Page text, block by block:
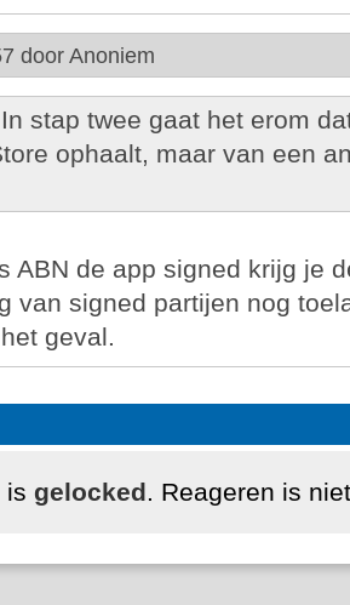
door Anoniem
In stap twee gaat het erom
ophaalt, maar van een
ABN de app signed krijg je
van signed partijen nog
geval.
is gelocked. Reageren is